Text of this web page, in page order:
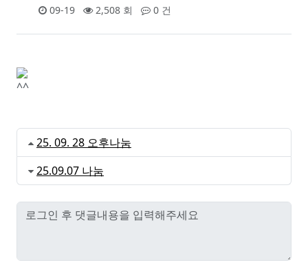
09-19 2,508 회 0 건
^^
25. 09. 28 오후나눔
25.09.07 나눔